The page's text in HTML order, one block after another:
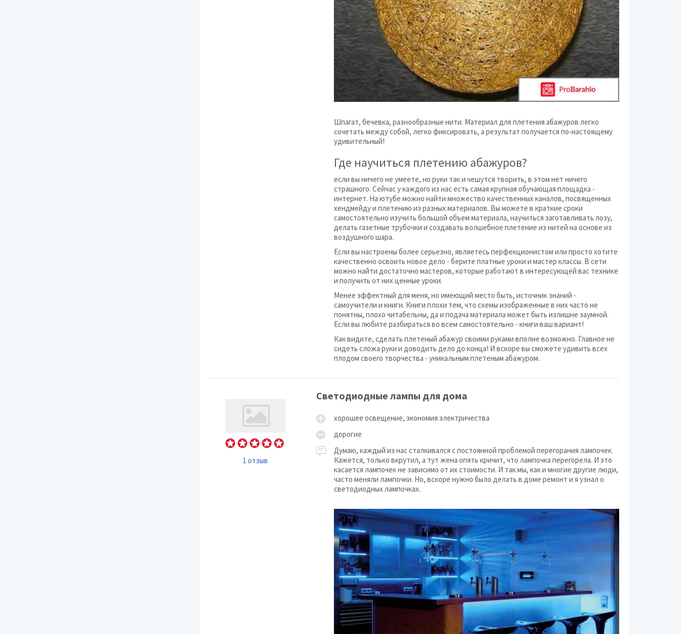
Шпагат, бечевка, разнообразные нити. Материал для плетения абажуров легко
сочетать между собой, легко фиксировать, а результат получается по-настоящему
удивительный!
Где научиться плетению абажуров?
если вы ничего не умеете, но руки так и чешутся творить, в этом нет ничего
страшного. Сейчас у каждого из нас есть самая крупная обучающая площадка -
интернет. На ютубе можно найти множество качественных каналов, посвященных
хендмейду и плетению из разных материалов. Вы можете в краткие сроки
самостоятельно изучить большой объем материала, научиться заготавливать лозу,
делать газетные трубочки и создавать волшебное плетение из нитей на основе из
воздушного шара.
Если вы настроены более серьезно, являетесь перфекционистом или просто хотите
качественно освоить новое дело - берите платные уроки и мастер классы. В сети
можно найти достаточно мастеров, которые работают в интересующей вас технике
и получить от них ценные уроки.
Менее эффектный для меня, но имеющий место быть, источник знаний -
самоучители и книги. Книги плохи тем, что схемы изображенные в них часто не
понятны, плохо читабельны, да и подача материала может быть излишне заумной.
Если вы любите разбираться во всем самостоятельно - книги ваш вариант!
Как видите, сделать плетеный абажур своими руками вполне возможно. Главное не
сидеть сложа руки и доводить дело до конца! И вскоре вы сможете удивить всех
плодом своего творчества - уникальным плетеным абажуром.
1 отзыв
Светодиодные лампы для дома
хорошее освещение, экономия электричества
дорогие
Думаю, каждый из нас сталкивался с постоянной проблемой перегорания лампочек.
Кажется, только вкрутил, а тут жена опять кричит, что лампочка перегорела. И это
касается лампочек не зависимо от их стоимости. И так мы, как и многие другие люди,
часто меняли лампочки. Но, вскоре нужно было делать в доме ремонт и я узнал о
светодиодных лампочках.